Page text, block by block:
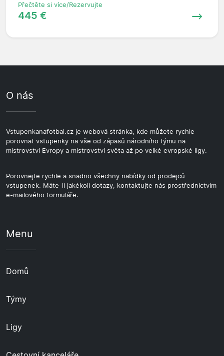
Přečtěte si více/Rezervujte
445 €
O nás
Vstupenkanafotbal.cz je webová stránka, kde můžete rychle
porovnat vstupenky na vše od zápasů národního týmu na
mistrovství Evropy a mistrovství světa až po velké evropské ligy.
Porovnejte rychle a snadno všechny nabídky od prodejců
vstupenek. Máte-li jakékoli dotazy, kontaktujte nás prostřednictvím
e-mailového formuláře.
Menu
Domů
Týmy
Ligy